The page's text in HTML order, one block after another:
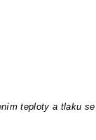
teploty a tlaku